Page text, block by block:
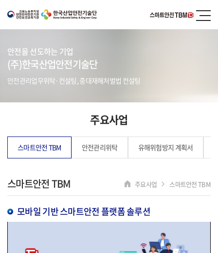
안전을 선도하는 기업
(주)한국산업안전기술단
안전관리업무위탁·컨설팅, 중대재해처벌법 컨설팅
주요사업
스마트안전 TBM 안전관리위탁 유해위험방지 계획서
스마트안전 TBM 주요사업 스마트안전 TBM
모바일 기반 스마트안전 플랫폼 솔루션